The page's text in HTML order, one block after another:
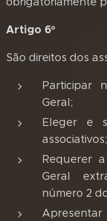
Artigo 6º
São direitos dos
Participar
Geral;
Eleger e
associativos;
Requerer
Geral
número 2